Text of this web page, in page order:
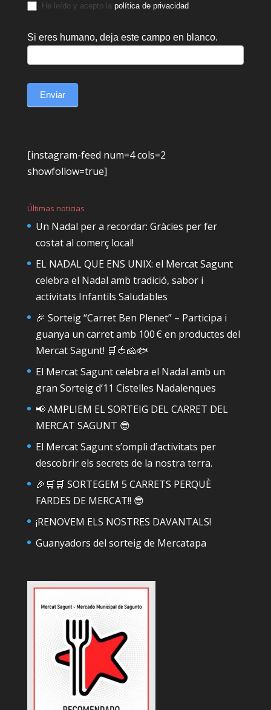
He leído y acepto la política de privacidad
Si eres humano, deja este campo en blanco.
Enviar
[instagram-feed num=4 cols=2
showfollow=true]
Últimas noticias
Un Nadal per a recordar: Gràcies per fer
costat al comerç local!
EL NADAL QUE ENS UNIX: el Mercat Sagunt
celebra el Nadal amb tradició, sabor i
activitats Infantils Saludables
🎉 Sorteig “Carret Ben Plenet” – Participa i
guanya un carret amb 100 € en productes del
Mercat Sagunt! 🛒🍅🧀🐟
El Mercat Sagunt celebra el Nadal amb un
gran Sorteig d’11 Cistelles Nadalenques
📢 AMPLIEM EL SORTEIG DEL CARRET DEL
MERCAT SAGUNT 😎
El Mercat Sagunt s’ompli d’activitats per
descobrir els secrets de la nostra terra.
🎉🛒🛒 SORTEGEM 5 CARRETS PERQUÈ
FARDES DE MERCAT!! 😎
¡RENOVEM ELS NOSTRES DAVANTALS!
Guanyadors del sorteig de Mercatapa